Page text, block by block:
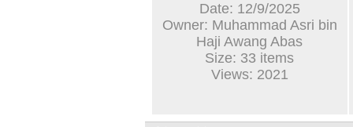
Date: 12/9/2025
Owner: Muhammad Asri bin
Haji Awang Abas
Size: 33 items
Views: 2021